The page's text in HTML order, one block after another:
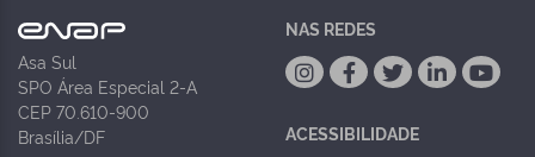
Asa Sul
SPO Área Especial 2-A
CEP 70.610-900
Brasília/DF
NAS REDES
ACESSIBILIDADE